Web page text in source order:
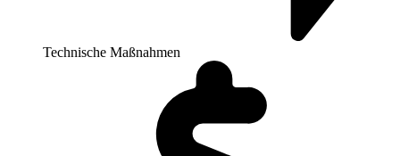
Technische Maßnahmen